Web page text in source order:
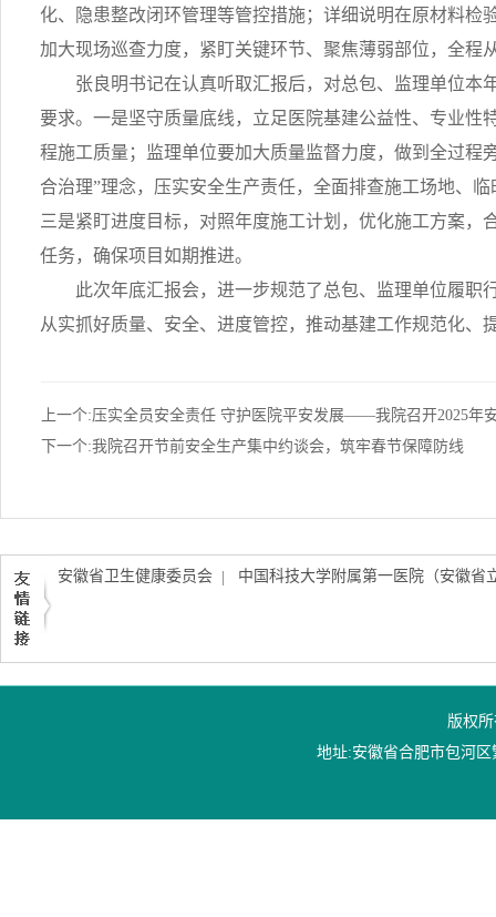
化、隐患整改闭环管理等管控措施；详细说明在原材料
加大现场巡查力度，紧盯关键环节、聚焦薄弱部位，全
张良明书记在认真听取汇报后，对总包、监理单位
要求。一是坚守质量底线，立足医院基建公益性、专业
程施工质量；监理单位要加大质量监督力度，做到全过程
合治理”理念，压实安全生产责任，全面排查施工场地、
三是紧盯进度目标，对照年度施工计划，优化施工方案
任务，确保项目如期推进。
此次年底汇报会，进一步规范了总包、监理单位履
从实抓好质量、安全、进度管控，推动基建工作规范化
上一个:压实全员安全责任 守护医院平安发展——我院召开2025年
下一个:我院召开节前安全生产集中约谈会，筑牢春节保障防线
安徽省卫生健康委员会 中国科技大学附属第一医院（安徽省
版权
地址:安徽省合肥市包河